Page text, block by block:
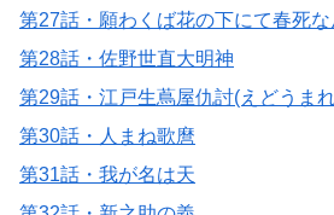
第27話・願わくば花の下にて春死な
第28話・佐野世直大明神
第29話・江戸生蔦屋仇討(えどうま
第30話・人まね歌麿
第31話・我が名は天